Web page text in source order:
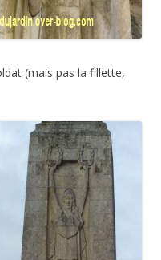
(mais pas la fillette,